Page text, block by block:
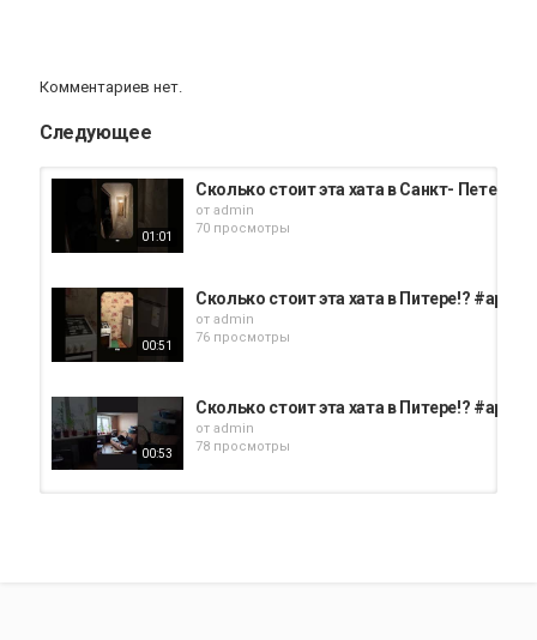
Комментариев нет.
Следующее
01:01
Сколько стоит эта хата в Санкт-
от admin
70 просмотры
00:51
Сколько стоит эта хата в Питере!?
от admin
76 просмотры
00:53
Сколько стоит эта хата в Питере!?
от admin
78 просмотры